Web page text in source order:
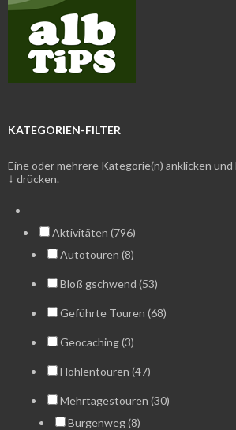
KATEGORIEN-FILTER
Eine oder mehrere Kategorie(n) anklicken
↓ drücken.
Aktivitäten (796)
Autotouren (8)
Bloß gschwend (53)
Geführte Touren (68)
Geocaching (3)
Höhlentouren (47)
Mehrtagestouren (30)
Burgenweg (8)